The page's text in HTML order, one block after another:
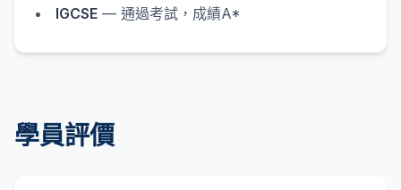
IGCSE — 通過考試，成績A*
學員評價